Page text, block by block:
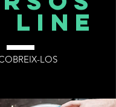
line
LOS